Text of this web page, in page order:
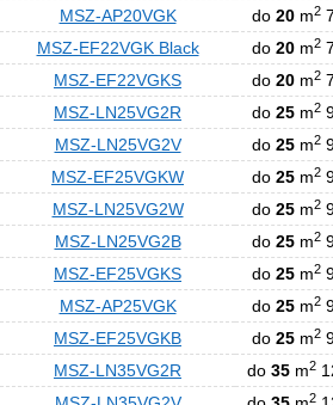
MSZ-AP20VGK
do 20 m2
MSZ-EF22VGK Black
do 20 m2
MSZ-EF22VGKS
do 20 m2
MSZ-LN25VG2R
do 25 m2
MSZ-LN25VG2V
do 25 m2
MSZ-EF25VGKW
do 25 m2
MSZ-LN25VG2W
do 25 m2
MSZ-LN25VG2B
do 25 m2
MSZ-EF25VGKS
do 25 m2
MSZ-AP25VGK
do 25 m2
MSZ-EF25VGKB
do 25 m2
MSZ-LN35VG2R
do 35 m2
2